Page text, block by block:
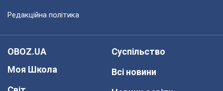
Редакційна політика
OBOZ.UA
Моя Школа
Суспільство
Всі новини